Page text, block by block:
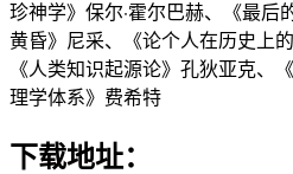
珍神学》保尔·霍尔巴赫、《最后
黄昏》尼采、《论个人在历史上
《人类知识起源论》孔狄亚克、
理学体系》费希特
下载地址：